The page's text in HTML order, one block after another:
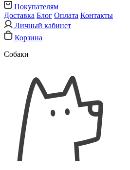
Покупателям
Доставка Блог Оплата Контакты
Личный кабинет
Корзина
Собаки